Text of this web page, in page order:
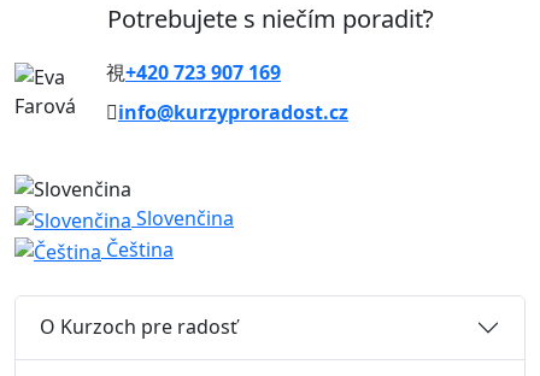
Potrebujete s niečím poradiť?
+420 723 907 169
info@kurzyproradost.cz
Slovenčina
Čeština
O Kurzoch pre radosť